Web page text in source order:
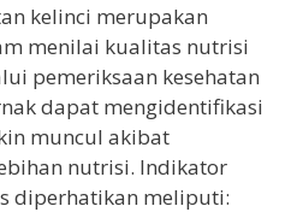
kelinci merupakan
menilai kualitas nutrisi
pemeriksaan kesehatan
dapat mengidentifikasi
muncul akibat
nutrisi. Indikator
diperhatikan meliputi: